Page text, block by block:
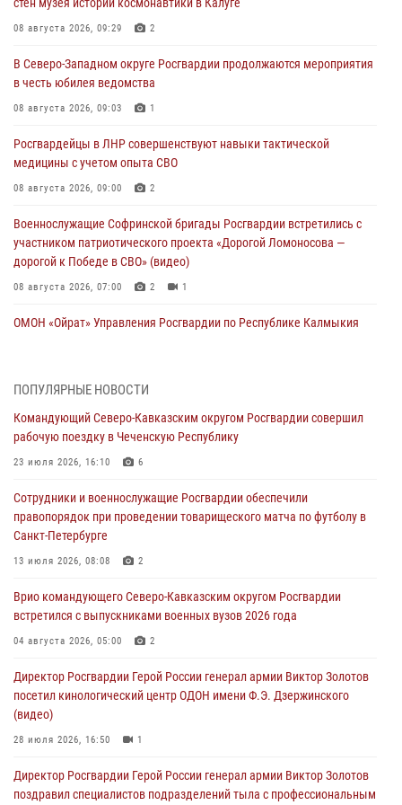
08 августа 2026, 09:29 2
В Северо-Западном округе Росгвардии продолжаются мероприятия
в честь юбилея ведомства
08 августа 2026, 09:03 1
Росгвардейцы в ЛНР совершенствуют навыки тактической
медицины с учетом опыта СВО
08 августа 2026, 09:00 2
Военнослужащие Софринской бригады Росгвардии встретились с
участником патриотического проекта «Дорогой Ломоносова —
дорогой к Победе в СВО» (видео)
08 августа 2026, 07:00 2 1
ОМОН «Ойрат» Управления Росгвардии по Республике Калмыкия
настольному теннису ко Дню физкультурника
08 августа 2026, 07:00
Кузбассе
08 августа 2026, 07:00
В Москве росгвардейцы оказали помощь медикам и девушке с
08 августа 2026, 06:32 1
Спецназ Росгвардии в Марий Эл почтил память товарища на
08 августа 2026, 06:15
ПОПУЛЯРНЫЕ НОВОСТИ
Командующий Северо-Кавказским округом Росгвардии совершил
рабочую поездку в Чеченскую Республику
23 июля 2026, 16:10 6
Сотрудники и военнослужащие Росгвардии обеспечили
правопорядок при проведении товарищеского матча по футболу в
Санкт-Петербурге
13 июля 2026, 08:08 2
Врио командующего Северо-Кавказским округом Росгвардии
встретился с выпускниками военных вузов 2026 года
04 августа 2026, 05:00 2
Директор Росгвардии Герой России генерал армии Виктор Золотов
посетил кинологический центр ОДОН имени Ф.Э. Дзержинского
(видео)
28 июля 2026, 16:50 1
Директор Росгвардии Герой России генерал армии Виктор Золотов
поздравил специалистов подразделений тыла с профессиональным